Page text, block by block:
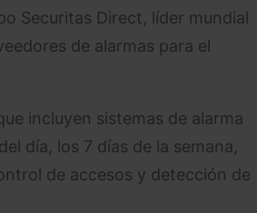
Securitas Direct, líder mundial
de alarmas para el
incluyen sistemas de alarma
día, los 7 días de la semana,
de accesos y detección de